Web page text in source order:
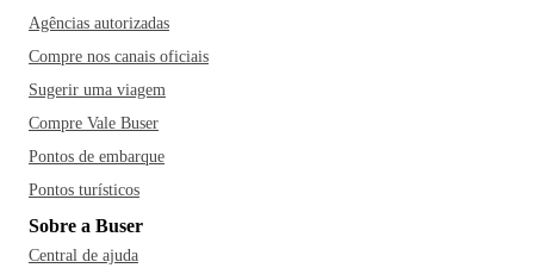
Agências autorizadas
Compre nos canais oficiais
Sugerir uma viagem
Compre Vale Buser
Pontos de embarque
Pontos turísticos
Sobre a Buser
Central de ajuda